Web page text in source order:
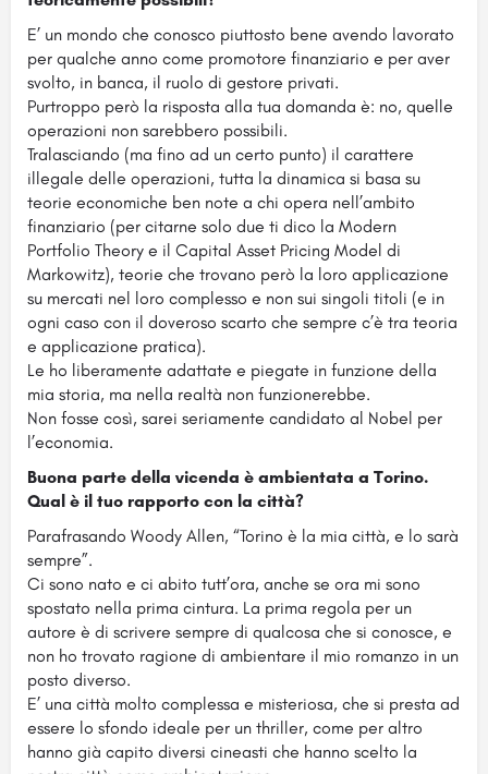
E’ un mondo che conosco piuttosto bene avendo lavorato
per qualche anno come promotore finanziario e per aver
svolto, in banca, il ruolo di gestore privati.
Purtroppo però la risposta alla tua domanda è: no, quelle
operazioni non sarebbero possibili.
Tralasciando (ma fino ad un certo punto) il carattere
illegale delle operazioni, tutta la dinamica si basa su
teorie economiche ben note a chi opera nell’ambito
finanziario (per citarne solo due ti dico la Modern
Portfolio Theory e il Capital Asset Pricing Model di
Markowitz), teorie che trovano però la loro applicazione
su mercati nel loro complesso e non sui singoli titoli (e in
ogni caso con il doveroso scarto che sempre c’è tra teoria
e applicazione pratica).
Le ho liberamente adattate e piegate in funzione della
mia storia, ma nella realtà non funzionerebbe.
Non fosse così, sarei seriamente candidato al Nobel per
l’economia.
Buona parte della vicenda è ambientata a Torino.
Qual è il tuo rapporto con la città?
Parafrasando Woody Allen, “Torino è la mia città, e lo sarà
sempre”.
Ci sono nato e ci abito tutt’ora, anche se ora mi sono
spostato nella prima cintura. La prima regola per un
autore è di scrivere sempre di qualcosa che si conosce, e
non ho trovato ragione di ambientare il mio romanzo in un
posto diverso.
E’ una città molto complessa e misteriosa, che si presta ad
essere lo sfondo ideale per un thriller, come per altro
hanno già capito diversi cineasti che hanno scelto la